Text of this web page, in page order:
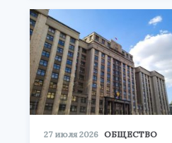
27 июля 2026 ОБЩЕСТВО